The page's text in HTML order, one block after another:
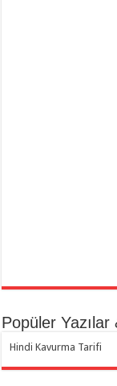
Popüler
Hindi Kavurma Tarifi